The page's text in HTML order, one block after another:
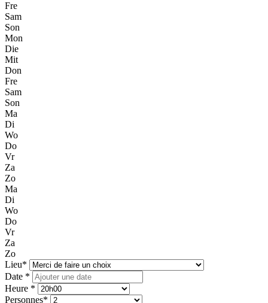
Fre
Sam
Son
Mon
Die
Mit
Don
Fre
Sam
Son
Ma
Di
Wo
Do
Vr
Za
Zo
Ma
Di
Wo
Do
Vr
Za
Zo
Lieu*
Date *
Heure *
Personnes*